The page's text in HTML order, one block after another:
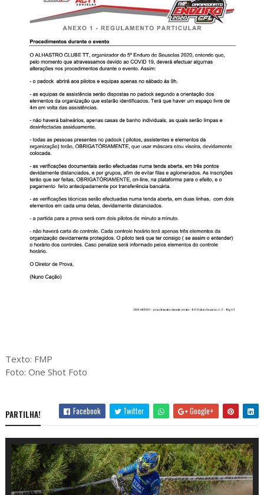
Texto: FMP
Foto: One Shot Foto
PARTILHA! Facebook Twitter Google+